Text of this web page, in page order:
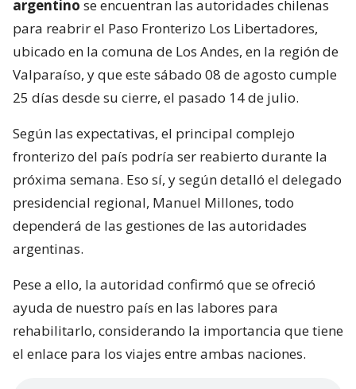
argentino se encuentran las autoridades chilenas
para reabrir el Paso Fronterizo Los Libertadores,
ubicado en la comuna de Los Andes, en la región de
Valparaíso, y que este sábado 08 de agosto cumple
25 días desde su cierre, el pasado 14 de julio.
Según las expectativas, el principal complejo
fronterizo del país podría ser reabierto durante la
próxima semana. Eso sí, y según detalló el delegado
presidencial regional, Manuel Millones, todo
dependerá de las gestiones de las autoridades
argentinas.
Pese a ello, la autoridad confirmó que se ofreció
ayuda de nuestro país en las labores para
rehabilitarlo, considerando la importancia que tiene
el enlace para los viajes entre ambas naciones.